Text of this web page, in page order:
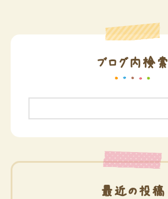
ブログ内検索
最近の投稿